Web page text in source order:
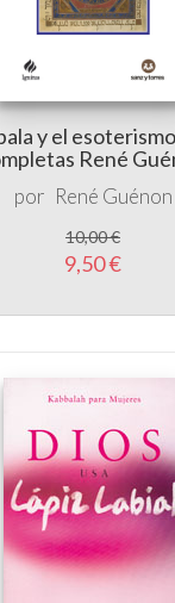
y el
René
por René Guénon
10,00 €
9,50 €